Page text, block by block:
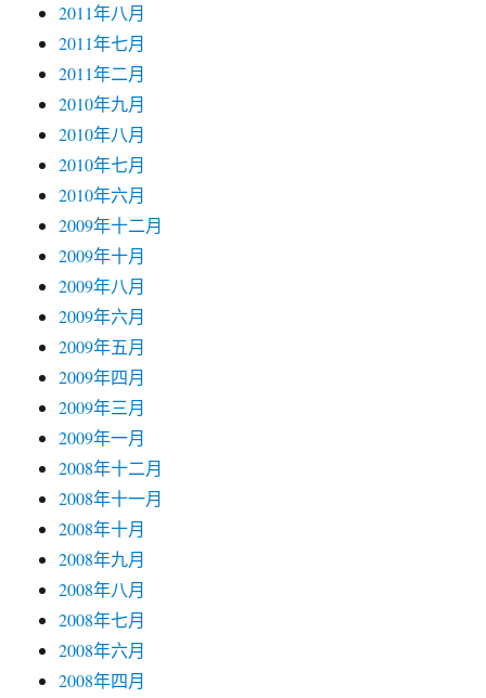
2011年八月
2011年七月
2011年二月
2010年九月
2010年八月
2010年七月
2010年六月
2009年十二月
2009年十月
2009年八月
2009年六月
2009年五月
2009年四月
2009年三月
2009年一月
2008年十二月
2008年十一月
2008年十月
2008年九月
2008年八月
2008年七月
2008年六月
2008年四月